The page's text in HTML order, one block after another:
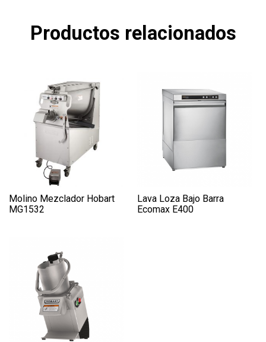
Productos relacionados
Molino Mezclador Hobart
MG1532
Lava Loza Bajo Barra
Ecomax E400